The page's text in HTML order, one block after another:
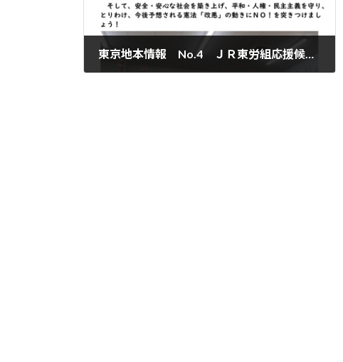
東京地本情報 No.4 ＪＲ東労組応援候補 鬼木まこと氏当選！